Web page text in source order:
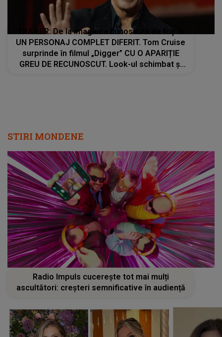
TRAILER: De la imaginea cunoscută de toţi la
UN PERSONAJ COMPLET DIFERIT. Tom Cruise
surprinde în filmul „Digger” CU O APARIȚIE
GREU DE RECUNOSCUT. Look-ul schimbat şi
STIRI MONDENE
Radio Impuls cucerește tot mai mulți
ascultători: creșteri semnificative în audiență